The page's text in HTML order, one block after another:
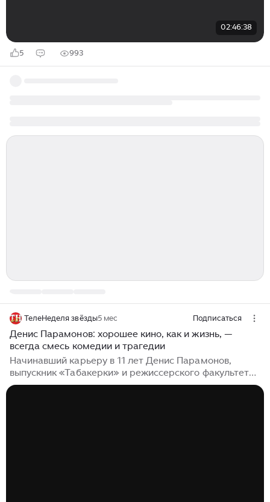
02:46:38
5 993
ТелеНеделя звёзды5 мес Подписаться
Денис Парамонов: хорошее кино, как и жизнь, —
всегда смесь комедии и трагедии
Начинавший карьеру в 11 лет Денис Парамонов,
выпускник «Табакерки» и режиссерского факультета
ГИТИСа, сегодня востребованный артист кино и